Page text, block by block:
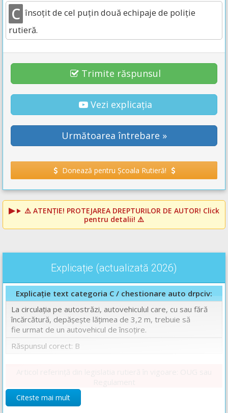
C însoţit de cel puţin două echipaje de poliţie
rutieră.
Trimite răspunsul
Vezi explicația
Următoarea întrebare »
Donează pentru Școala Rutieră!
⚠️ ATENȚIE! PROTEJAREA DREPTURILOR DE AUTOR! Click
pentru detalii! ⚠️
Explicație (actualizată 2026)
Explicație text categoria C / chestionare auto drpciv:
La circulația pe autostrăzi, autovehiculul care, cu sau fără
încărcătură, depăşeşte lăţimea de 3,2 m, trebuie să
fie urmat de un autovehicul de însoţire.
Răspunsul corect: B
Art. 172.
(1)În circulaţia pe drumurile publice, autovehiculul sau
Citeste mai mult